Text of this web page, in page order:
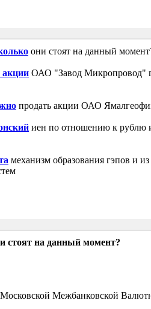
они стоят на данный
ОАО "Завод Микропровод"
продать акции ОАО
иен по отношению к рублю
механизм образования гэпов и
стоят на данный момент?
Московской Межбанковской